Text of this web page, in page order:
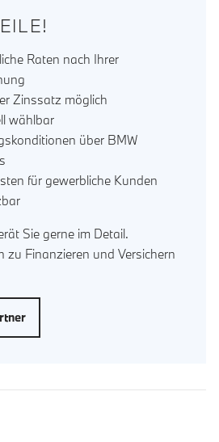
Raten nach Ihrer
Zinssatz möglich
wählbar
über BMW
für gewerbliche Kunden
Sie gerne im Detail.
zu Finanzieren und Versichern